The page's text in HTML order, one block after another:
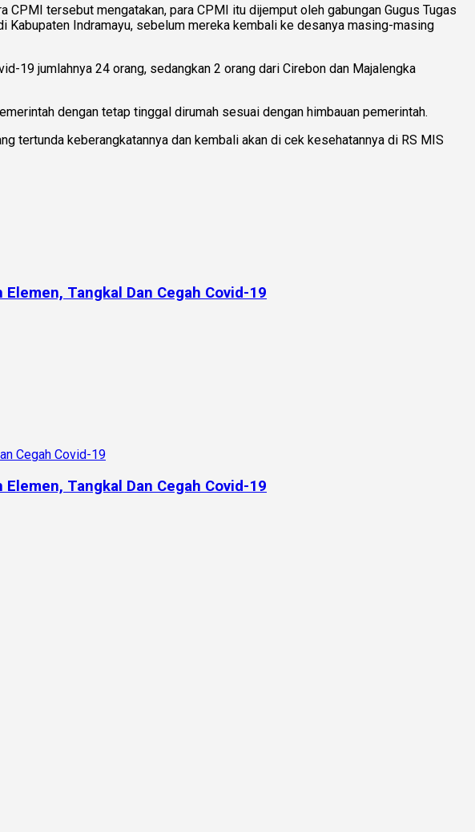
CPMI tersebut mengatakan, para CPMI itu dijemput oleh gabungan Gugus Tugas
Indramayu, sebelum mereka kembali ke desanya masing-masing
19 jumlahnya 24 orang, sedangkan 2 orang dari Cirebon dan Majalengka
dengan tetap tinggal dirumah sesuai dengan himbauan pemerintah.
tertunda keberangkatannya dan kembali akan di cek kesehatannya di RS MIS
Tangkal Dan Cegah Covid-19
Tangkal Dan Cegah Covid-19